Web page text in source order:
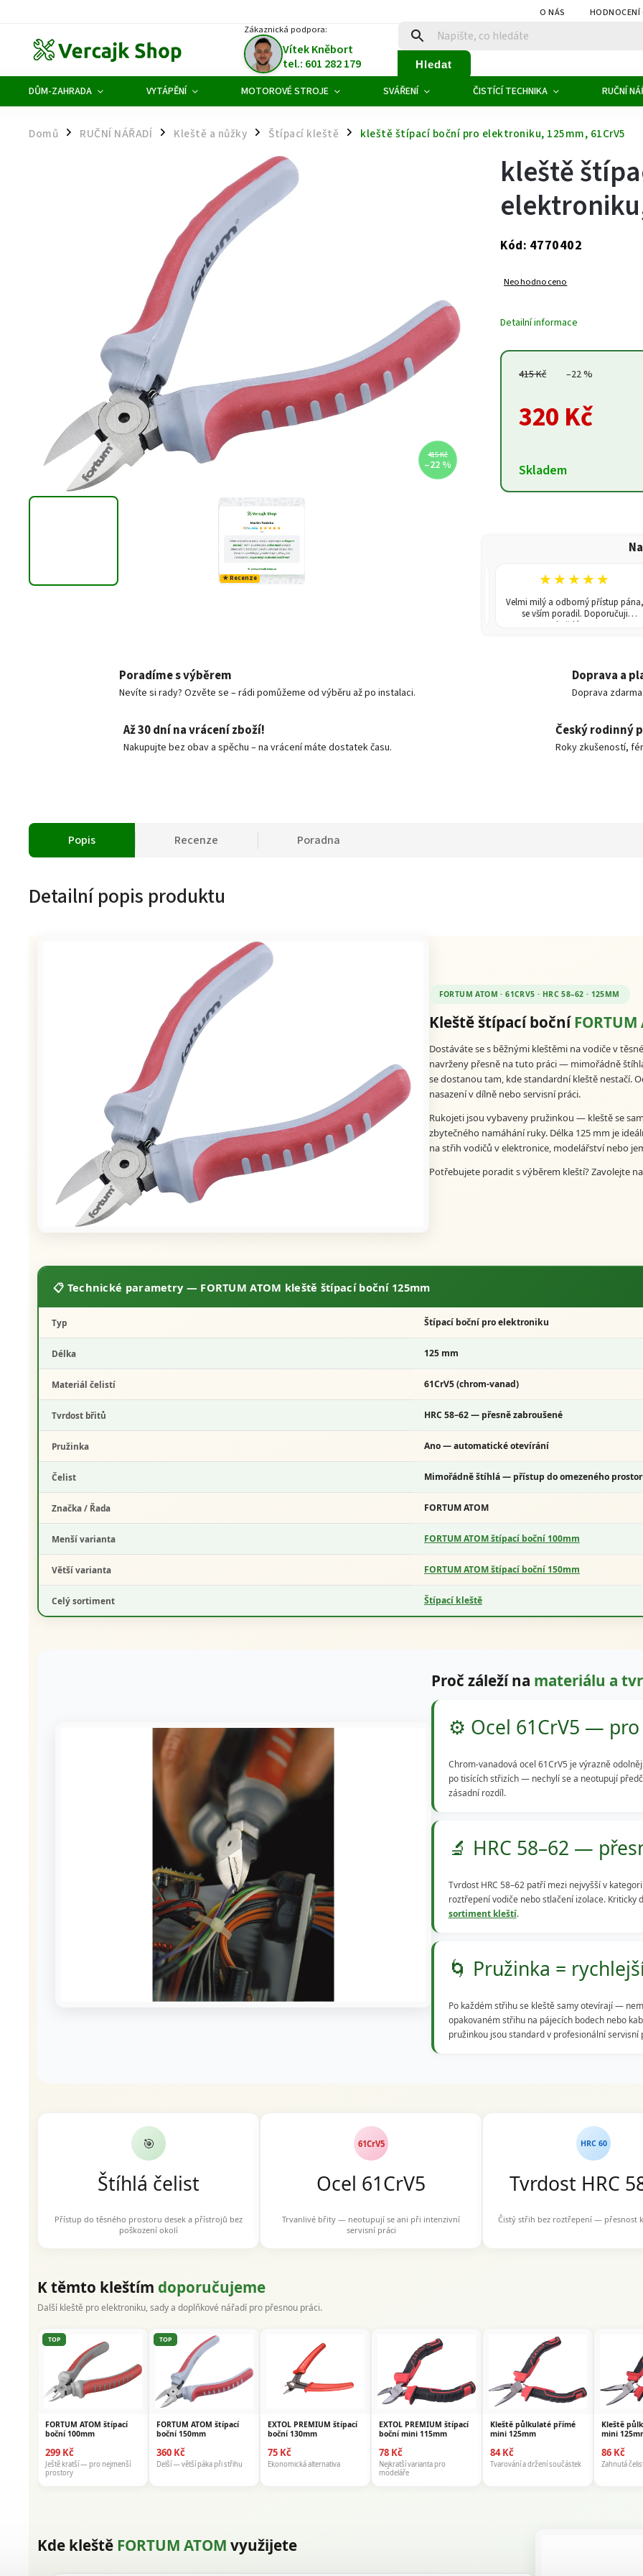
O NÁS
Zákaznická podpora:
Vítek Kněbort
tel.: 601 282 179
Hledat
DŮM-ZAHRADA VYTÁPĚNÍ MOTOROVÉ STROJE SVÁŘENÍ ČISTÍCÍ TECHNIKA RUČNÍ
Domů / RUČNÍ NÁŘADÍ / Kleště a nůžky / Štípací kleště / kleště štípací boční pro elektroniku, 125mm, 61CrV5
415 Kč
–22 %
★ Recenze
415 Kč –22 %
320 Kč
Skladem
kleště
Kód: 4770402
Neohodnoceno
Detailní informace
★★★★★
Velmi milý a odborný přístup pána,
se vším poradil. Doporučuji
každému!
Poradíme s výběrem
Nevíte si rady? Ozvěte se – rádi pomůžeme od výběru až po instalaci.
Doprava a
Doprava
Až 30 dní na vrácení zboží!
Nakupujte bez obav a spěchu – na vrácení máte dostatek času.
Český rodinný
Roky zkušeností,
Popis Recenze Poradna
Detailní popis produktu
FORTUM ATOM · 61CRV5 · HRC 58–62 · 125MM
Kleště štípací bočníFORTUM
Dostáváte se s běžnými kleštěmi na vodiče v
navrženy přesně na tuto práci — mimořádně
se dostanou tam, kde standardní kleště nestačí.
nasazení v dílně nebo servisní práci.
Rukojeti jsou vybaveny pružinkou — kleště se
zbytečného namáhání ruky. Délka 125 mm je
na střih vodičů v elektronice, modelářství nebo
Potřebujete poradit s výběrem kleští? Zavolejte
📋 Technické parametry — FORTUM ATOM kleště štípací boční 125mm
Typ Štípací boční pro elektroniku
Délka 125 mm
Materiál čelistí 61CrV5(chrom-vanad)
Tvrdost břitů HRC 58–62— přesně zabroušené
Pružinka Ano — automatické otevírání
Čelist Mimořádně štíhlá — přístup do omezeného
Značka / Řada FORTUM ATOM
Menší varianta FORTUM ATOM štípací boční 100mm
Větší varianta FORTUM ATOM štípací boční 150mm
Celý sortiment Štípací kleště
Proč záleží na materiálu a
⚙️ Ocel 61CrV5 —
Chrom-vanadová ocel 61CrV5 je výrazně
po tisících střizích — nechylí se a neotupují
zásadní rozdíl.
🔬 HRC 58–62 —
Tvrdost HRC 58–62 patří mezi nejvyšší v
roztřepení vodiče nebo stlačení izolace.
sortiment kleští.
🌀 Pružinka =
Po každém střihu se kleště samy otevírají —
opakovaném střihu na pájecích bodech nebo
pružinkou jsou standard v profesionální servisní
🎯
Štíhlá čelist
Přístup do těsného prostoru desek a přístrojů bez
poškození okolí
61CrV5
Ocel 61CrV5
Trvanlivé břity — neotupují se ani při intenzivní
servisní práci
HRC 60
Tvrdost HRC
Čistý střih bez roztřepení — přesnost
K těmto kleštím doporučujeme
Další kleště pro elektroniku, sady a doplňkové nářadí pro přesnou práci.
TOP
FORTUM ATOM štípací
boční 100mm
299 Kč
Ještě kratší — pro nejmenší
prostory
TOP
FORTUM ATOM štípací
boční 150mm
360 Kč
Delší — větší páka při střihu
EXTOL PREMIUM štípací
boční 130mm
75 Kč
Ekonomická alternativa
EXTOL PREMIUM štípací
boční mini 115mm
78 Kč
Nejkratší varianta pro
modeláře
Kleště půlkulaté přímé
mini 125mm
84 Kč
Tvarování a držení součástek
Kleště
mini
86 Kč
Zahnutá
Kde kleště FORTUM ATOM využijete